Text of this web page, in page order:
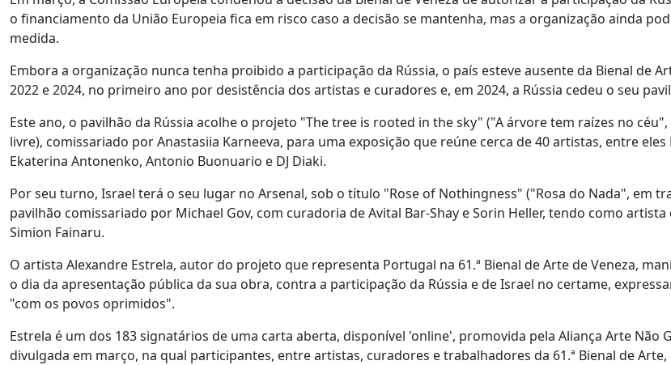
o financiamento da União Europeia fica em risco caso a decisão se mantenha, mas a organização ainda
medida.
Embora a organização nunca tenha proibido a participação da Rússia, o país esteve ausente da Bienal de
2022 e 2024, no primeiro ano por desistência dos artistas e curadores e, em 2024, a Rússia cedeu o seu
Este ano, o pavilhão da Rússia acolhe o projeto "The tree is rooted in the sky" ("A árvore tem raízes no
livre), comissariado por Anastasiia Karneeva, para uma exposição que reúne cerca de 40 artistas, entre eles
Ekaterina Antonenko, Antonio Buonuario e DJ Diaki.
Por seu turno, Israel terá o seu lugar no Arsenal, sob o título "Rose of Nothingness" ("Rosa do Nada", em
pavilhão comissariado por Michael Gov, com curadoria de Avital Bar-Shay e Sorin Heller, tendo como
Simion Fainaru.
O artista Alexandre Estrela, autor do projeto que representa Portugal na 61.ª Bienal de Arte de Veneza,
o dia da apresentação pública da sua obra, contra a participação da Rússia e de Israel no certame,
"com os povos oprimidos".
Estrela é um dos 183 signatários de uma carta aberta, disponível 'online', promovida pela Aliança Arte Não
divulgada em março, na qual participantes, entre artistas, curadores e trabalhadores da 61.ª Bienal de Arte,